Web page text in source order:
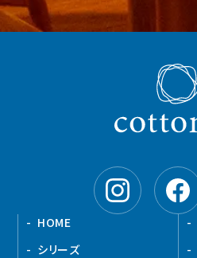
HOME
シリーズ